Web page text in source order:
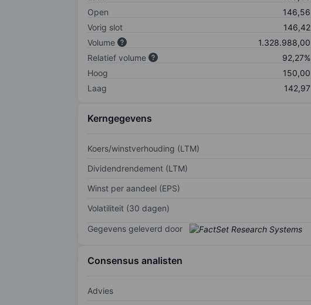
Open
146,56
Vorig slot
146,42
Volume
1.328.988,00
Relatief volume
92,27%
Hoog
150,00
Laag
142,97
Kerngegevens
Koers/winstverhouding (LTM)
Dividendrendement (LTM)
Winst per aandeel (EPS)
Volatiliteit (30 dagen)
Gegevens geleverd door
Consensus analisten
Advies